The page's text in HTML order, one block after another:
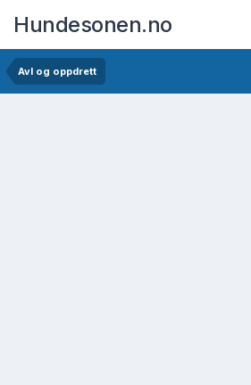
Hundesonen.no
Avl og oppdrett